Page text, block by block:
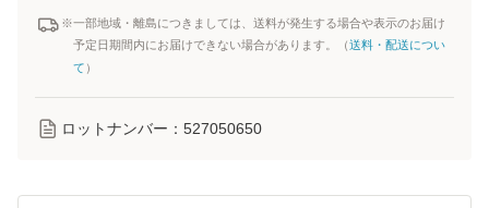
※一部地域・離島につきましては、送料が発生する場合や表示のお届け
予定日期間内にお届けできない場合があります。（送料・配送につい
て ）
ロットナンバー： 527050650